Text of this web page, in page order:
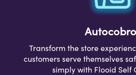
Autocobro
Transform the store
customers serve themselves
simply with Flooid Self